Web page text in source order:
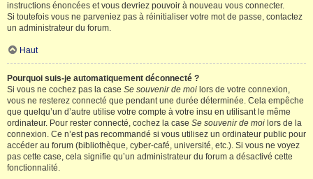
instructions énoncées et vous devriez pouvoir à nouveau vous connecter.
Si toutefois vous ne parveniez pas à réinitialiser votre mot de passe, contactez
un administrateur du forum.
Haut
Pourquoi suis-je automatiquement déconnecté ?
Si vous ne cochez pas la case Se souvenir de moi lors de votre connexion,
vous ne resterez connecté que pendant une durée déterminée. Cela empêche
que quelqu’un d’autre utilise votre compte à votre insu en utilisant le même
ordinateur. Pour rester connecté, cochez la case Se souvenir de moi lors de la
connexion. Ce n’est pas recommandé si vous utilisez un ordinateur public pour
accéder au forum (bibliothèque, cyber-café, université, etc.). Si vous ne voyez
pas cette case, cela signifie qu’un administrateur du forum a désactivé cette
fonctionnalité.